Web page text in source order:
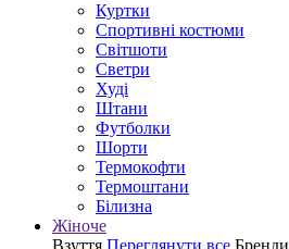
Куртки
Спортивні костюми
Світшоти
Светри
Худі
Штани
Футболки
Шорти
Термокофти
Термоштани
Білизна
Жіноче
Взуття Переглянути все Бренди